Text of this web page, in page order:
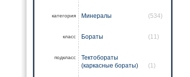
категория Минералы (534)
класс Бораты (11)
подкласс
Тектобораты
(каркасные бораты)
(1)